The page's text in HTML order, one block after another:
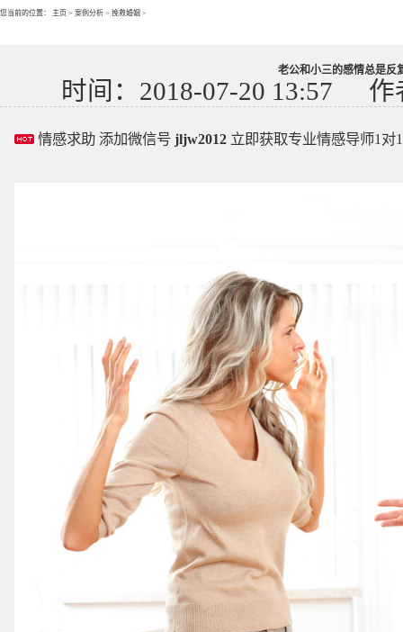
您当前的位置： 主页 > 案例分析 > 挽救婚姻 >
老公和小三的感情总是反
时间：2018-07-20 13:57 作
情感求助 添加微信号 jljw2012 立即获取专业情感导师1对